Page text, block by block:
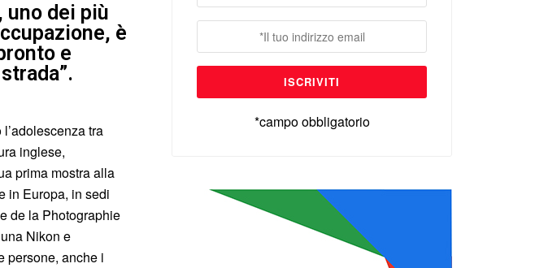
uno dei più
è
e
tra
inglese,
prima mostra alla
in Europa, in sedi
de la Photographie
Nikon e
persone, anche i
*campo obbligatorio